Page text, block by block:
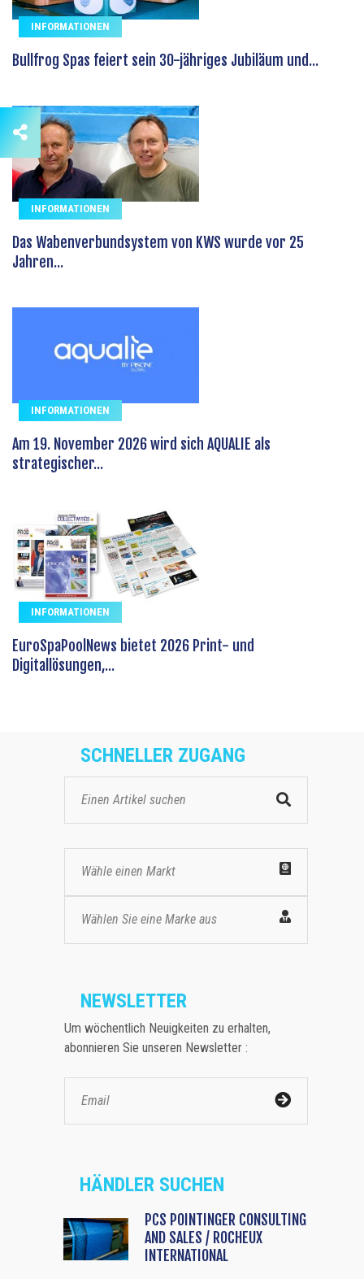
INFORMATIONEN
Bullfrog Spas feiert sein 30-jähriges Jubiläum und...
INFORMATIONEN
Das Wabenverbundsystem von KWS wurde vor 25
Jahren...
INFORMATIONEN
Am 19. November 2026 wird sich AQUALIE als
strategischer...
INFORMATIONEN
EuroSpaPoolNews bietet 2026 Print- und
Digitallösungen,...
SCHNELLER ZUGANG
Wähle einen Markt
Wählen Sie eine Marke aus
NEWSLETTER
Um wöchentlich Neuigkeiten zu erhalten,
abonnieren Sie unseren Newsletter :
HÄNDLER SUCHEN
PCS POINTINGER CONSULTING
AND SALES / ROCHEUX
INTERNATIONAL